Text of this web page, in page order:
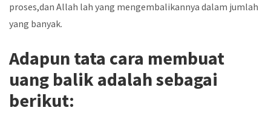
proses,dan Allah lah yang mengembalikannya dalam jumlah
yang banyak.
Adapun tata cara membuat
uang balik adalah sebagai
berikut: